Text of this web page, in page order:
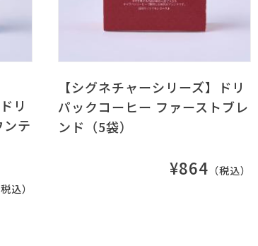
リ
テ
税込）
【シグネチャーシリーズ】ドリ
パックコーヒー ファーストブレ
ンド（5袋）
¥864 （税込）